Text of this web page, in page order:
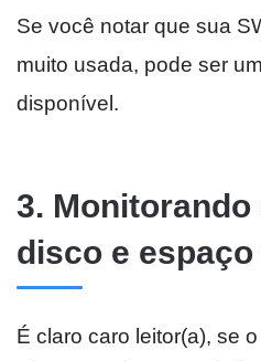
Se você notar que sua
muito usada, pode ser
disponível.
3. Monitorando
disco e
É claro caro leitor(a), se